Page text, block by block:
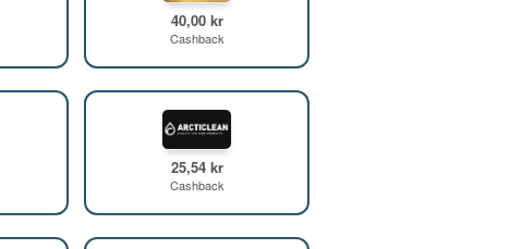
40,00 kr
Cashback
25,54 kr
Cashback